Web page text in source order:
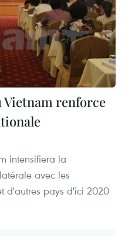
Vietnam renforce
intensifiera la
avec les
d'autres pays d'ici 2020